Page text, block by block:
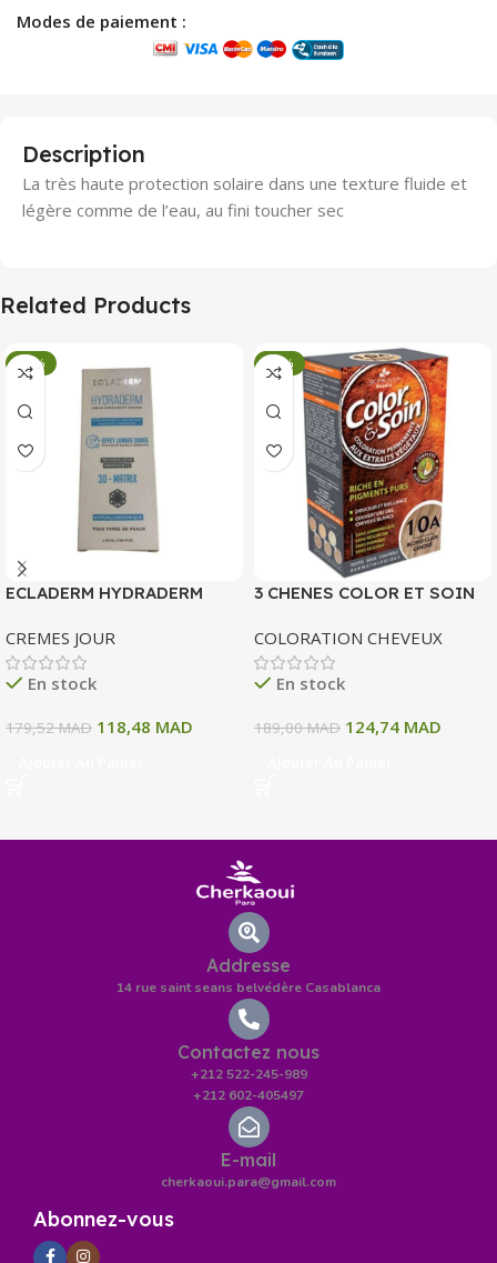
Modes de paiement :
Description
La très haute protection solaire dans une texture fluide et
légère comme de l’eau, au fini toucher sec
Related Products
-34%
ECLADERM HYDRADERM
INTENSE 72H 50 ML
CREMES JOUR
En stock
179,52MAD 118,48 MAD
-34%
3 CHENES COLOR ET SOIN
10 A BLOND CLAIR CENDRE
135 ML
COLORATION CHEVEUX
En stock
189,00MAD 124,74 MAD
Addresse
14 rue saint seans belvédère Casablanca
Contactez nous
+212 522-245-989
+212 602-405497
E-mail
cherkaoui.para@gmail.com
Abonnez-vous